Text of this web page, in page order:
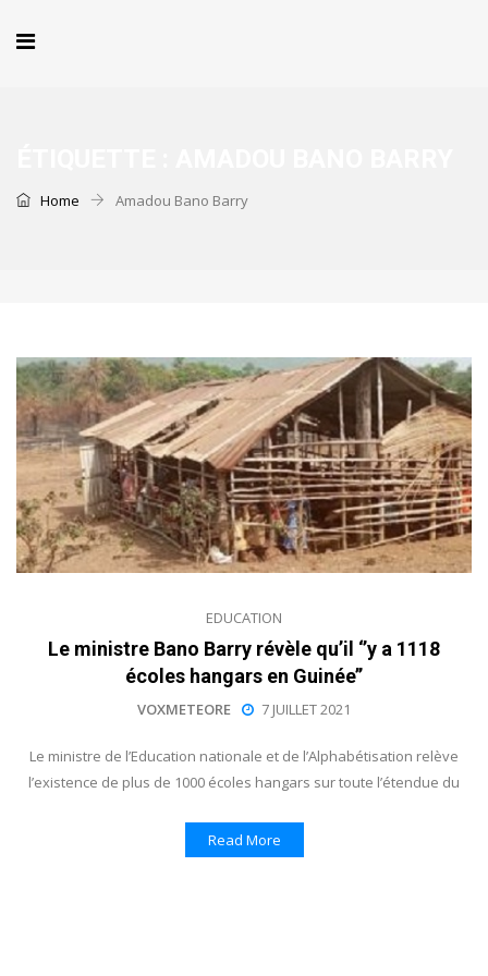
Home Amadou Bano Barry
EDUCATION
Le ministre Bano Barry révèle qu’il ‘’y a 1118
écoles hangars en Guinée’’
VOXMETEORE 7 JUILLET 2021
Le ministre de l’Education nationale et de l’Alphabétisation relève
l’existence de plus de 1000 écoles hangars sur toute l’étendue du
Read More